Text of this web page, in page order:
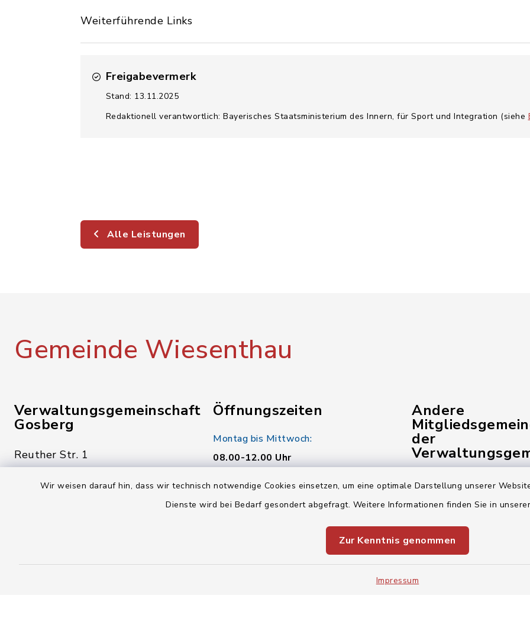
Wir weisen darauf hin, dass wir technisch notwendige Cookies einsetzen, um eine optimale Darstellung unserer
Dienste wird bei Bedarf gesondert abgefragt. Weitere Informationen finden Sie in
Zur Kenntnis genommen
Impressum
Weiterführende Links
Freigabevermerk
Stand: 13.11.2025
Redaktionell verantwortlich: Bayerisches Staatsministerium des Innern, für Sport und Integration (siehe
Alle Leistungen
Gemeinde Wiesenthau
Verwaltungsgemeinschaft
Gosberg
Reuther Str. 1
Öffnungszeiten
Montag bis Mittwoch:
08.00-12.00 Uhr
Donnerstag:
14.00-18.00 Uhr
Andere
der
Gemeinde Kunreuth
Gemeinde Pinzberg